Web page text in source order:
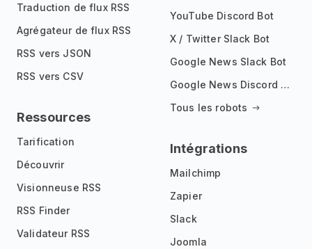
Traduction de flux RSS
Agrégateur de flux RSS
RSS vers JSON
RSS vers CSV
Ressources
Tarification
Découvrir
Visionneuse RSS
RSS Finder
Validateur RSS
YouTube Discord Bot
X / Twitter Slack Bot
Google News Slack Bot
Google News Discord Bot
Tous les robots
Intégrations
Mailchimp
Zapier
Slack
Joomla